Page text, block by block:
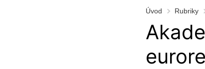
Úvod Rubriky